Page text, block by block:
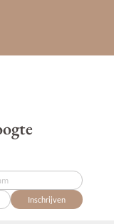
Inschrijven